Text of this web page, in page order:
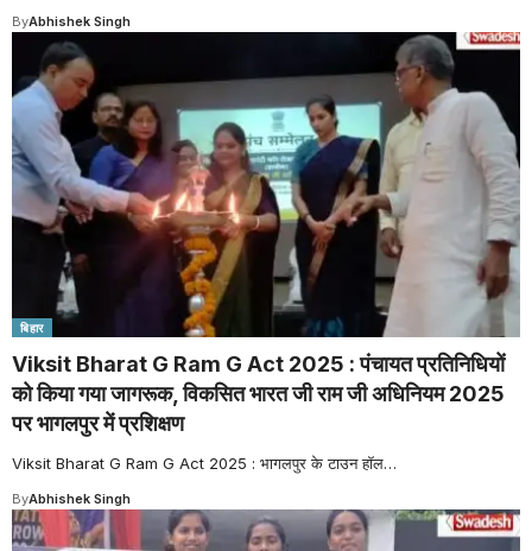
ByAbhishek Singh
बिहार
Viksit Bharat G Ram G Act 2025 : पंचायत प्रतिनिधियों
को किया गया जागरूक, विकसित भारत जी राम जी अधिनियम 2025
पर भागलपुर में प्रशिक्षण
Viksit Bharat G Ram G Act 2025 : भागलपुर के टाउन हॉल…
ByAbhishek Singh